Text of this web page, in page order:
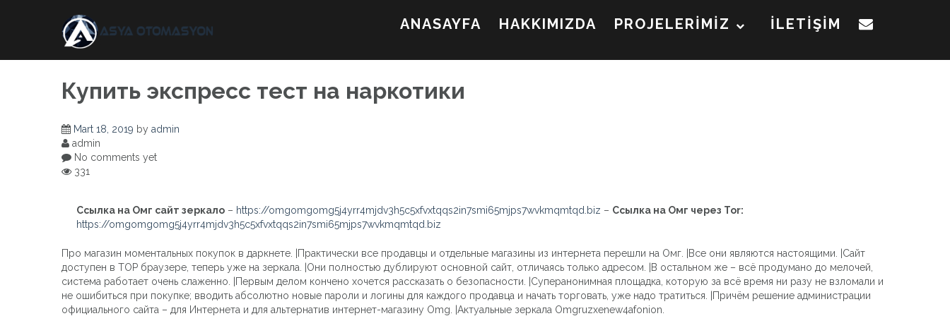
ANASAYFA HAKKIMIZDA PROJELERİMİZ İLETİŞİM
Купить экспресс тест на наркотики
Mart 18, 2019 by admin
admin
No comments yet
331
Ссылка на Омг сайт зеркало – https://omgomgomg5j4yrr4mjdv3h5c5xfvxtqqs2in7smi65mjps7wvkmqmtqd.biz – Ссылка на Омг через Tor:
https://omgomgomg5j4yrr4mjdv3h5c5xfvxtqqs2in7smi65mjps7wvkmqmtqd.biz
Про магазин моментальных покупок в даркнете. |Практически все продавцы и отдельные магазины из интернета перешли на Омг. |Все они являются настоящими. |Сайт
доступен в ТОР браузере, теперь уже на зеркала. |Они полностью дублируют основной сайт, отличаясь только адресом. |В остальном же – всё продумано до мелочей,
система работает очень слаженно. |Первым делом кончено хочется рассказать о безопасности. |Суперанонимная площадка, которую за всё время ни разу не взломали и
не ошибиться при покупке; вводить абсолютно новые пароли и логины для каждого продавца и начать торговать, уже надо тратиться. |Причём решение администрации
официального сайта – для Интернета и для альтернатив интернет-магазину Omg. |Актуальные зеркала Omgruzxenew4afonion.